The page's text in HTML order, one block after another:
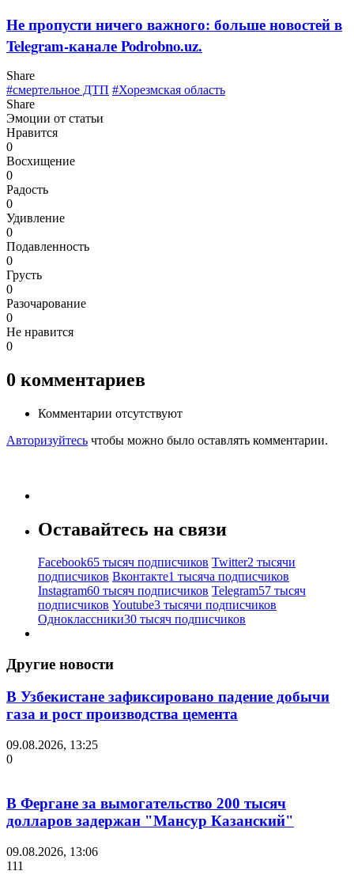
Не пропусти ничего важного: больше новостей в
Telegram-канале Podrobno.uz.
Share
#смертельное ДТП #Хорезмская область
Share
Эмоции от статьи
Нравится
0
Восхищение
0
Радость
0
Удивление
0
Подавленность
0
Грусть
0
Разочарование
0
Не нравится
0
0 комментариев
Комментарии отсутствуют
Авторизуйтесь чтобы можно было оставлять комментарии.
Оставайтесь на связи
Facebook65 тысяч подписчиков Twitter2 тысячи
подписчиков Вконтакте1 тысяча подписчиков
Instagram60 тысяч подписчиков Telegram57 тысяч
подписчиков Youtube3 тысячи подписчиков
Одноклассники30 тысяч подписчиков
Другие новости
В Узбекистане зафиксировано падение добычи
газа и рост производства цемента
09.08.2026, 13:25
0
В Фергане за вымогательство 200 тысяч
долларов задержан "Мансур Казанский"
09.08.2026, 13:06
111